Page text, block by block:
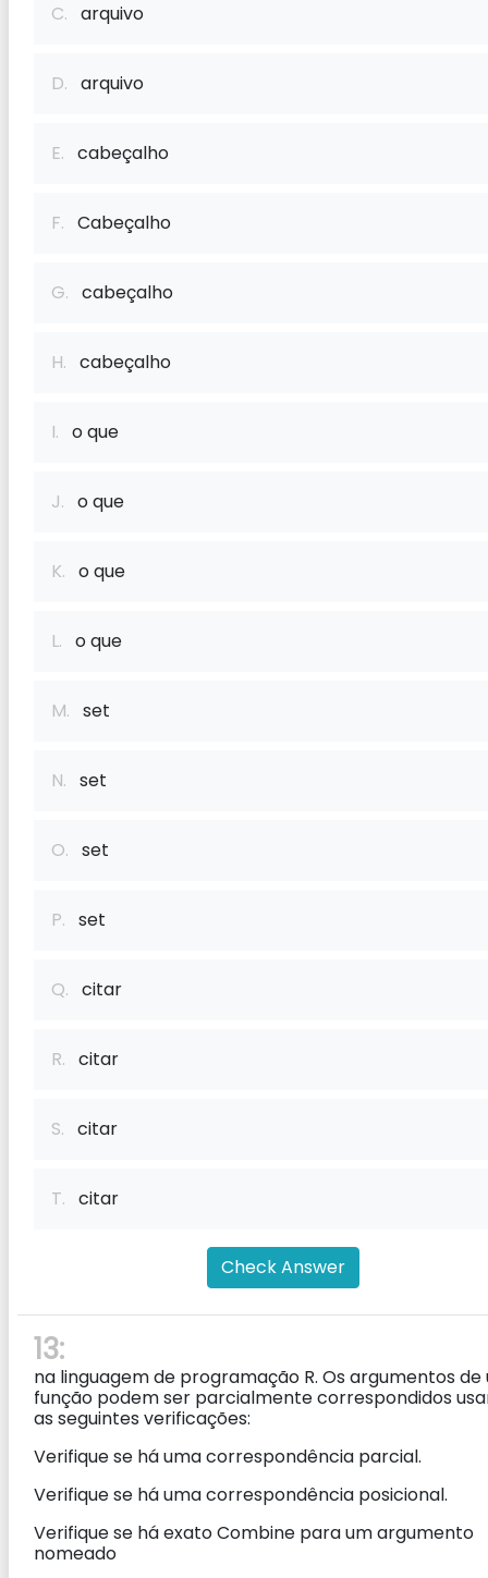
C. arquivo
D. arquivo
E. cabeçalho
F. Cabeçalho
G. cabeçalho
H. cabeçalho
I. o que
J. o que
K. o que
L. o que
M. set
N. set
O. set
P. set
Q. citar
R. citar
S. citar
T. citar
Check Answer
13:
na linguagem de programação R. Os argumentos de
função podem ser parcialmente correspondidos
as seguintes verificações:
Verifique se há uma correspondência parcial.
Verifique se há uma correspondência posicional.
Verifique se há exato Combine para um argumento
nomeado